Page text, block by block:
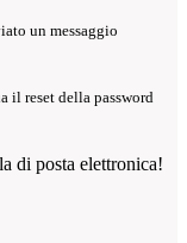
un messaggio
il reset della password
di posta elettronica!